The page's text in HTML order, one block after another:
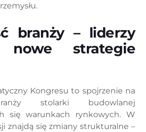
branży – liderzy
strategie
Kongresu to spojrzenie na
stolarki budowlanej
się warunkach rynkowych. W
znajdą się zmiany strukturalne –